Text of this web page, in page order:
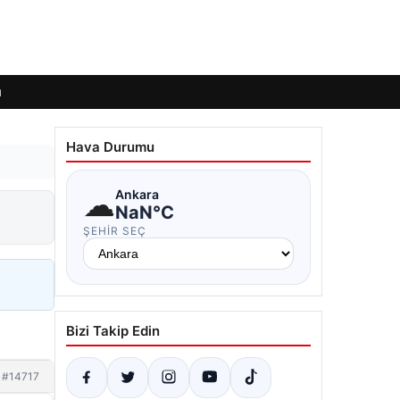
#14717
Hava Durumu
☁Ankara
NaN°C
ŞEHIR SEÇ
Bizi Takip Edin